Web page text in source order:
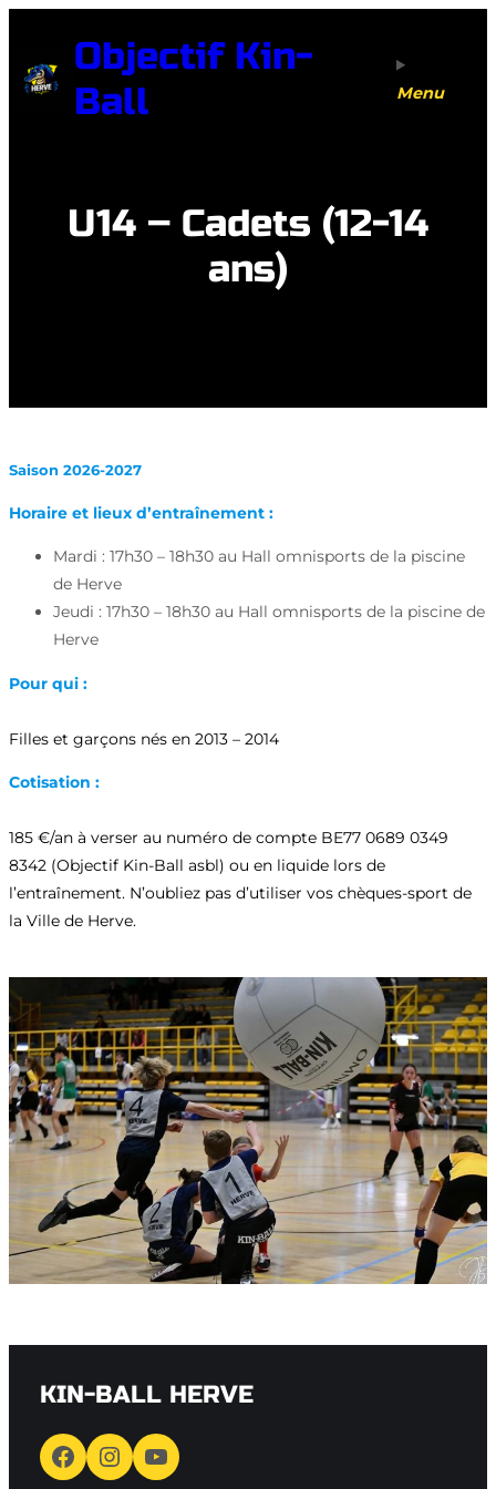
contenu
Objectif Kin-
Ball
Menu
U14 – Cadets (12-14
ans)
Saison 2026-2027
Horaire et lieux d’entraînement :
Mardi : 17h30 – 18h30 au Hall omnisports de la piscine
de Herve
Jeudi : 17h30 – 18h30 au Hall omnisports de la piscine de
Herve
Pour qui :
Filles et garçons nés en 2013 – 2014
Cotisation :
185 €/an à verser au numéro de compte BE77 0689 0349
8342 (Objectif Kin-Ball asbl) ou en liquide lors de
l’entraînement. N’oubliez pas d’utiliser vos chèques-sport de
la Ville de Herve.
KIN-BALL HERVE
Facebook Instagram YouTube